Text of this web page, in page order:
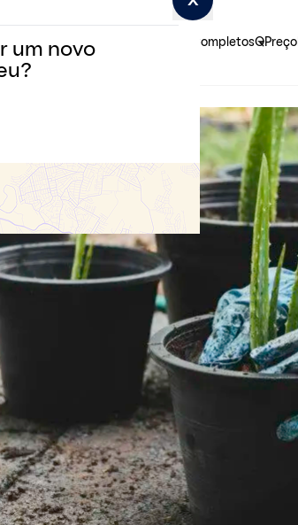
de alugar e morar.
& Índices Guia de Cidades Guias CompletosQPreço
um novo